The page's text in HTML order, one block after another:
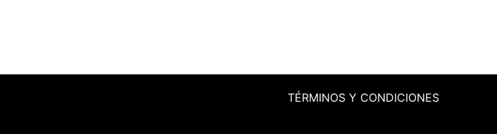
TÉRMINOS Y CONDICIONES